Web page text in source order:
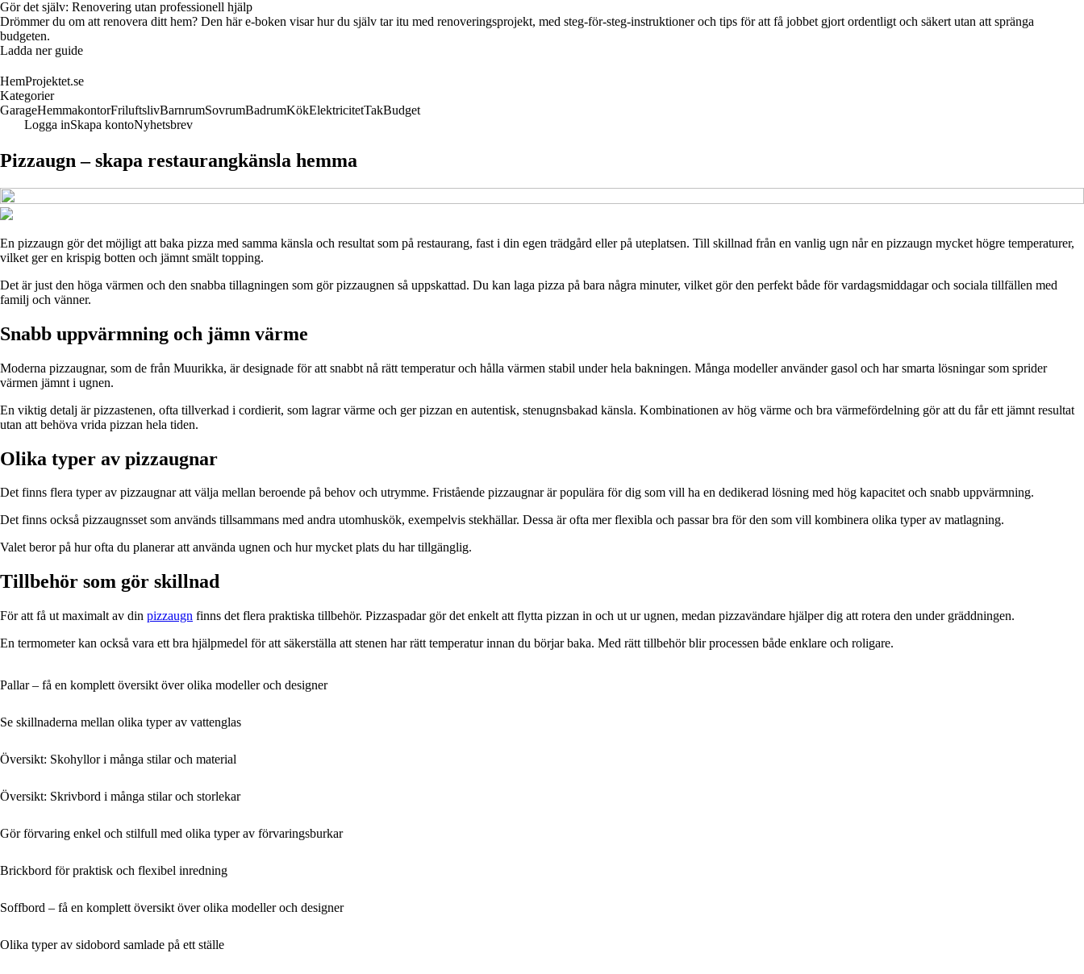
Gör det själv: Renovering utan professionell hjälp
Drömmer du om att renovera ditt hem? Den här e-boken visar hur du själv tar itu med renoveringsprojekt, med steg-för-steg-instruktioner och tips för att få jobbet gjort ordentligt och säkert utan att spränga
budgeten.
Ladda ner guide
HemProjektet.se
Kategorier
GarageHemmakontorFriluftslivBarnrumSovrumBadrumKökElektricitetTakBudget
Logga inSkapa kontoNyhetsbrev
Pizzaugn – skapa restaurangkänsla hemma
En pizzaugn gör det möjligt att baka pizza med samma känsla och resultat som på restaurang, fast i din egen trädgård eller på uteplatsen. Till skillnad från en vanlig ugn når en pizzaugn mycket högre temperaturer,
vilket ger en krispig botten och jämnt smält topping.
Det är just den höga värmen och den snabba tillagningen som gör pizzaugnen så uppskattad. Du kan laga pizza på bara några minuter, vilket gör den perfekt både för vardagsmiddagar och sociala tillfällen med
familj och vänner.
Snabb uppvärmning och jämn värme
Moderna pizzaugnar, som de från Muurikka, är designade för att snabbt nå rätt temperatur och hålla värmen stabil under hela bakningen. Många modeller använder gasol och har smarta lösningar som sprider
värmen jämnt i ugnen.
En viktig detalj är pizzastenen, ofta tillverkad i cordierit, som lagrar värme och ger pizzan en autentisk, stenugnsbakad känsla. Kombinationen av hög värme och bra värmefördelning gör att du får ett jämnt resultat
utan att behöva vrida pizzan hela tiden.
Olika typer av pizzaugnar
Det finns flera typer av pizzaugnar att välja mellan beroende på behov och utrymme. Fristående pizzaugnar är populära för dig som vill ha en dedikerad lösning med hög kapacitet och snabb uppvärmning.
Det finns också pizzaugnsset som används tillsammans med andra utomhuskök, exempelvis stekhällar. Dessa är ofta mer flexibla och passar bra för den som vill kombinera olika typer av matlagning.
Valet beror på hur ofta du planerar att använda ugnen och hur mycket plats du har tillgänglig.
Tillbehör som gör skillnad
För att få ut maximalt av din pizzaugn finns det flera praktiska tillbehör. Pizzaspadar gör det enkelt att flytta pizzan in och ut ur ugnen, medan pizzavändare hjälper dig att rotera den under gräddningen.
En termometer kan också vara ett bra hjälpmedel för att säkerställa att stenen har rätt temperatur innan du börjar baka. Med rätt tillbehör blir processen både enklare och roligare.
Pallar – få en komplett översikt över olika modeller och designer
Se skillnaderna mellan olika typer av vattenglas
Översikt: Skohyllor i många stilar och material
Översikt: Skrivbord i många stilar och storlekar
Gör förvaring enkel och stilfull med olika typer av förvaringsburkar
Brickbord för praktisk och flexibel inredning
Soffbord – få en komplett översikt över olika modeller och designer
Olika typer av sidobord samlade på ett ställe